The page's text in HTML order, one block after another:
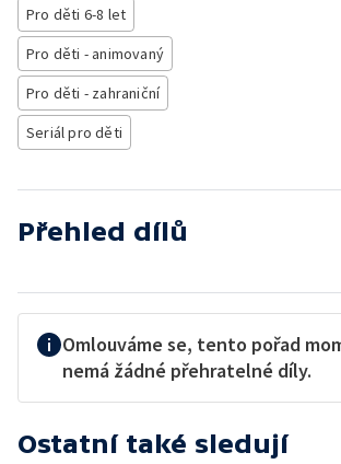
Pro děti 6-8 let
Pro děti - animovaný
Pro děti - zahraniční
Seriál pro děti
Přehled dílů
Omlouváme se, tento pořad
nemá žádné přehratelné díly.
Ostatní také sledují